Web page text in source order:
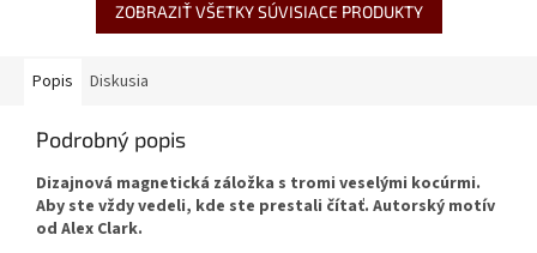
ZOBRAZIŤ VŠETKY SÚVISIACE PRODUKTY
Popis Diskusia
Podrobný popis
Dizajnová magnetická záložka s tromi veselými kocúrmi.
Aby ste vždy vedeli, kde ste prestali čítať. Autorský motív
od Alex Clark.